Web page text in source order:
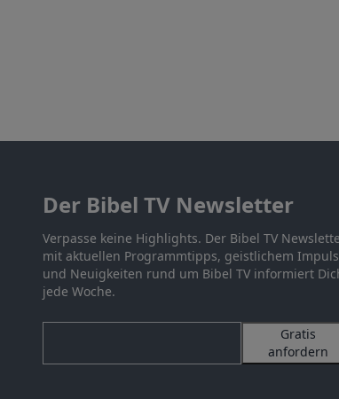
Der Bibel TV Newsletter
Verpasse keine Highlights. Der Bibel TV
mit aktuellen Programmtipps, geistlichem Impuls
und Neuigkeiten rund um Bibel TV informiert
jede Woche.
Gratis
anfordern